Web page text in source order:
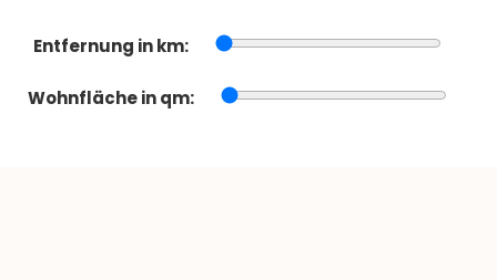
Entfernung in km:
Wohnfläche in qm: